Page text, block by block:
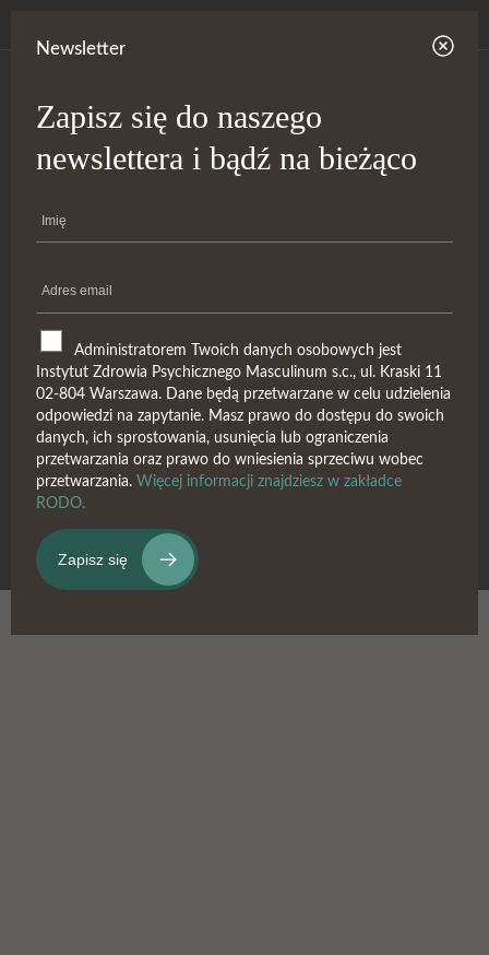
hedonizm
Newsletter
Zapisz się do naszego
newslettera i bądź na bieżąco
Administratorem Twoich danych osobowych jest
Instytut Zdrowia Psychicznego Masculinum s.c., ul. Kraski 11
02-804 Warszawa. Dane będą przetwarzane w celu udzielenia
odpowiedzi na zapytanie. Masz prawo do dostępu do swoich
danych, ich sprostowania, usunięcia lub ograniczenia
przetwarzania oraz prawo do wniesienia sprzeciwu wobec
przetwarzania. Więcej informacji znajdziesz w zakładce
RODO.